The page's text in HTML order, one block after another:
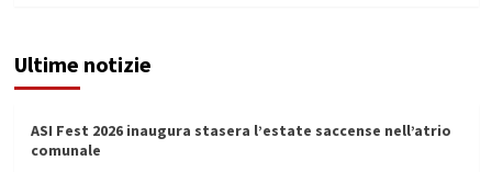
Ultime notizie
ASI Fest 2026 inaugura stasera l’estate saccense nell’atrio
comunale